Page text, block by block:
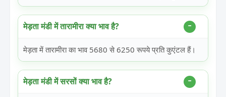
मेड़ता मंडी में तारामीरा क्या भाव है?
मेड़ता में तारामीरा का भाव 5680 से 6250 रूपये प्रति कुएंटल हैं।
मेड़ता मंडी में सरसों क्या भाव है?